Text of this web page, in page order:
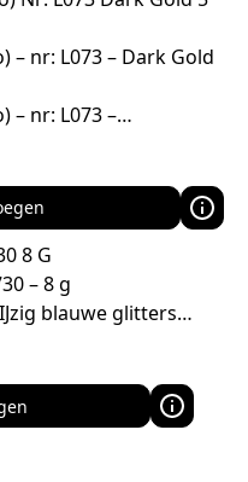
– nr: L073 – Dark Gold
– nr: L073 –…
– 8 g
blauwe glitters…